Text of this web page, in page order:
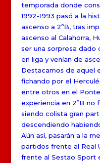
temporada donde
1992-1993 pasó a la
ascenso a 2ºB, tras
ascenso al Calahorra,
ser una sorpresa dado
en liga y venían de
Destacamos de aquel
fichando por el
entre otros en el
experiencia en 2ºB no
siendo colista gran
descendiendo
Aún así, pasarán a la
partidos frente al Real
frente al Sestao Sport